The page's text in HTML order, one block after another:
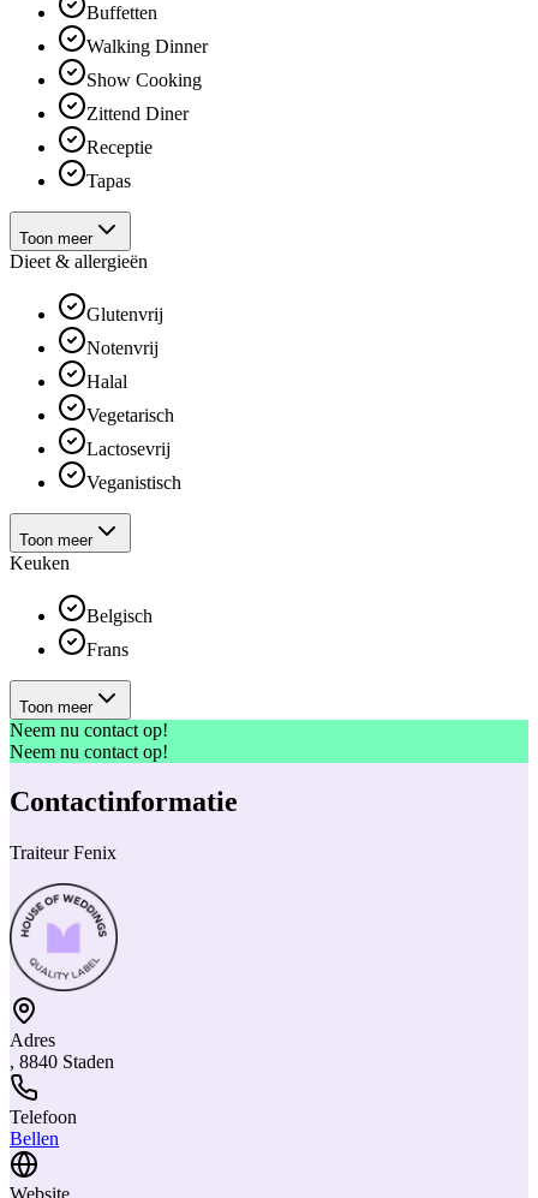
Buffetten
Walking Dinner
Show Cooking
Zittend Diner
Receptie
Tapas
Toon meer
Dieet & allergieën
Glutenvrij
Notenvrij
Halal
Vegetarisch
Lactosevrij
Veganistisch
Toon meer
Keuken
Belgisch
Frans
Toon meer
Neem nu contact op!
Neem nu contact op!
Contactinformatie
Traiteur Fenix
Adres
, 8840 Staden
Telefoon
Bellen